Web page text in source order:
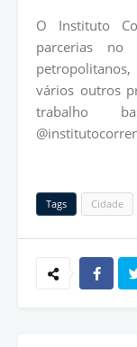
O Instituto
parcerias no
vários outros
trabalho
Tags Cidade